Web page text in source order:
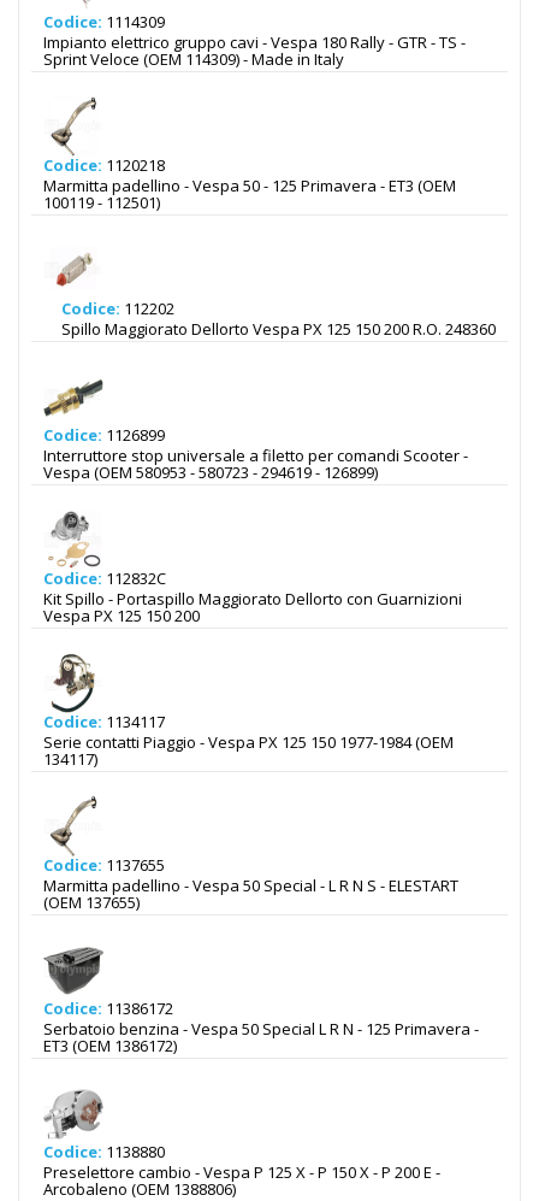
Codice: 1114309
Impianto elettrico gruppo cavi - Vespa 180 Rally - GTR - TS -
Sprint Veloce (OEM 114309) - Made in Italy
Codice: 1120218
Marmitta padellino - Vespa 50 - 125 Primavera - ET3 (OEM
100119 - 112501)
Codice: 112202
Spillo Maggiorato Dellorto Vespa PX 125 150 200 R.O. 248360
Codice: 1126899
Interruttore stop universale a filetto per comandi Scooter -
Vespa (OEM 580953 - 580723 - 294619 - 126899)
Codice: 112832C
Kit Spillo - Portaspillo Maggiorato Dellorto con Guarnizioni
Vespa PX 125 150 200
Codice: 1134117
Serie contatti Piaggio - Vespa PX 125 150 1977-1984 (OEM
134117)
Codice: 1137655
Marmitta padellino - Vespa 50 Special - L R N S - ELESTART
(OEM 137655)
Codice: 11386172
Serbatoio benzina - Vespa 50 Special L R N - 125 Primavera -
ET3 (OEM 1386172)
Codice: 1138880
Preselettore cambio - Vespa P 125 X - P 150 X - P 200 E -
Arcobaleno (OEM 1388806)